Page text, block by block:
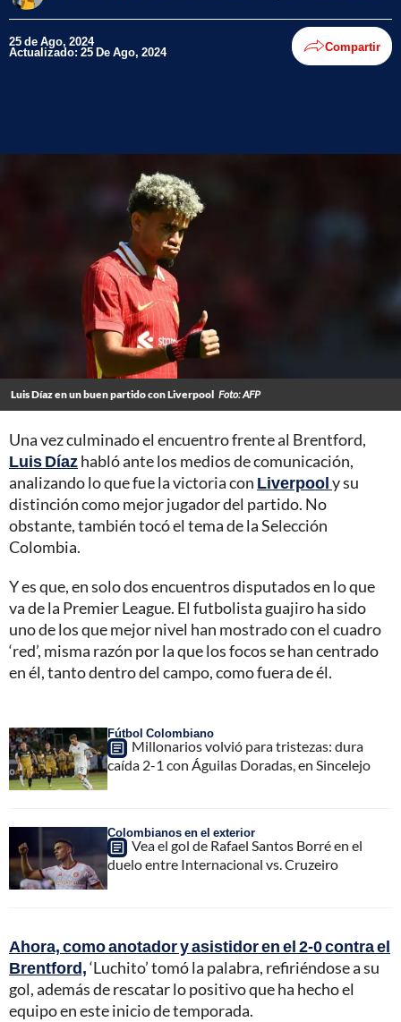
25 de Ago, 2024
Actualizado: 25 De Ago, 2024 Compartir
Luis Díaz en un buen partido con Liverpool Foto: AFP
Una vez culminado el encuentro frente al Brentford,
Luis Díazhabló ante los medios de comunicación,
analizando lo que fue la victoria con Liverpooly su
distinción como mejor jugador del partido. No
obstante, también tocó el tema de la Selección
Colombia.
Y es que, en solo dos encuentros disputados en lo que
va de la Premier League. El futbolista guajiro ha sido
uno de los que mejor nivel han mostrado con el cuadro
‘red’, misma razón por la que los focos se han centrado
en él, tanto dentro del campo, como fuera de él.
Fútbol Colombiano
Millonarios volvió para tristezas: dura
caída 2-1 con Águilas Doradas, en Sincelejo
Colombianos en el exterior
Vea el gol de Rafael Santos Borré en el
duelo entre Internacional vs. Cruzeiro
Ahora, como anotador y asistidor en el 2-0 contra el
Brentford,‘Luchito’ tomó la palabra, refiriéndose a su
gol, además de rescatar lo positivo que ha hecho el
equipo en este inicio de temporada.